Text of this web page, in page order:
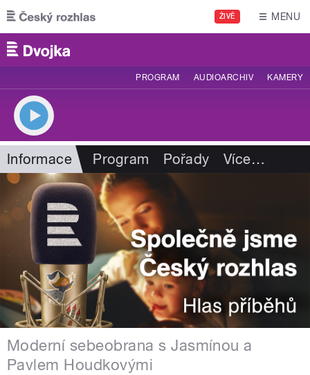
Přejít k hlavnímu obsahu
ŽIVĚ MENU
PROGRAM AUDIOARCHIV KAMERY
Informace Program Pořady Více…
Moderní sebeobrana s Jasmínou a
Pavlem Houdkovými